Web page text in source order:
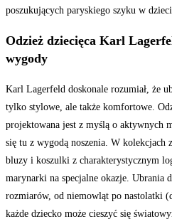
poszukujących paryskiego szyku w
Odzież dziecięca Karl
wygody
Karl Lagerfeld doskonale rozumiał, że
tylko stylowe, ale także komfortowe.
projektowana jest z myślą o aktywnych
się tu z wygodą noszenia. W kolekcjach
bluzy i koszulki z charakterystycznym
marynarki na specjalne okazje. Ubrania
rozmiarów, od niemowląt po nastolatki
każde dziecko może cieszyć się